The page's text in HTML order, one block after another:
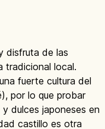
disfruta de las
tradicional local.
fuerte cultura del
por lo que probar
dulces japoneses en
castillo es otra